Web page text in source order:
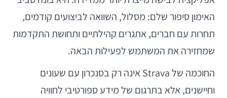
האימון סיפור שלם: מסלול, השוואה לביצועים קודמים,
תחרות עם חברים, אתגרים קהילתיים ותחושת התקדמות
שמחזירה את המשתמש לפעילות הבאה.
החוכמה של Strava אינה רק בסנכרון עם שעונים
וחיישנים, אלא בתרגום של מידע ספורטיבי לחוויה